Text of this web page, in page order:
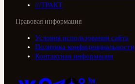
///ТРАКТ
Правовая информация
Условия использования сайта
Политика конфиденциальности
Контактная информация